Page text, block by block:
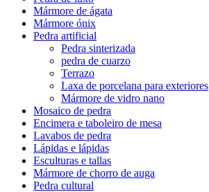
Mármore de ágata
Mármore ónix
Pedra artificial
Pedra sinterizada
pedra de cuarzo
Terrazo
Laxa de porcelana para exteriores
Mármore de vidro nano
Mosaico de pedra
Encimera e taboleiro de mesa
Lavabos de pedra
Lápidas e lápidas
Esculturas e tallas
Mármore de chorro de auga
Pedra cultural